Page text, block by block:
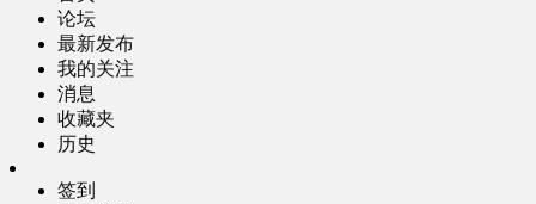
论坛
最新发布
我的关注
消息
收藏夹
历史
签到